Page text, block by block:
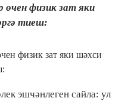
физик зат яки
тиеш:
физик зат яки шәхси
эшчәнлеген сайла: ул